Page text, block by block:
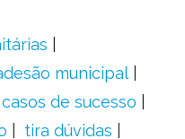
municipal
casos de sucesso
tira dúvidas